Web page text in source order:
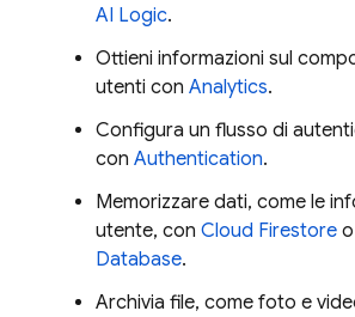
AI Logic.
Ottieni informazioni sul
utenti con Analytics.
Configura un flusso di
con Authentication.
Memorizzare dati, come le
utente, con Cloud Firestore o
Database.
Archivia file, come foto e